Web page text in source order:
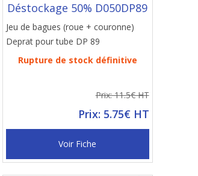
Déstockage 50% D050DP89
Jeu de bagues (roue + couronne)
Deprat pour tube DP 89
Rupture de stock définitive
Prix: 11.5€ HT
Prix: 5.75€ HT
Voir Fiche